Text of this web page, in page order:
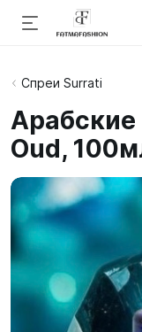
Спреи Surrati
Арабские
Oud,